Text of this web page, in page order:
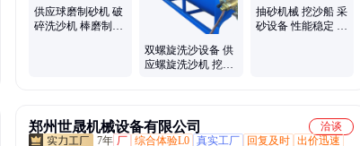
供应球磨制砂机 破
碎洗沙机 棒磨制沙
双螺旋洗沙设备 供
应螺旋洗沙机 挖斗
抽砂机械 挖沙船 采
砂设备 性能稳定 应
郑州世晟机械设备有限公司
洽谈
7年 厂 综合体验L0 真实工厂 回复及时 出价迅速